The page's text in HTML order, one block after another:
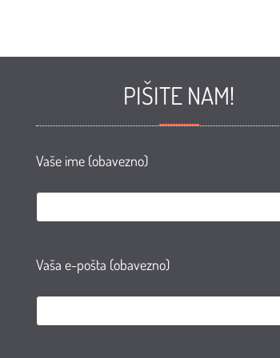
PIŠITE NAM!
Vaše ime (obavezno)
Vaša e-pošta (obavezno)